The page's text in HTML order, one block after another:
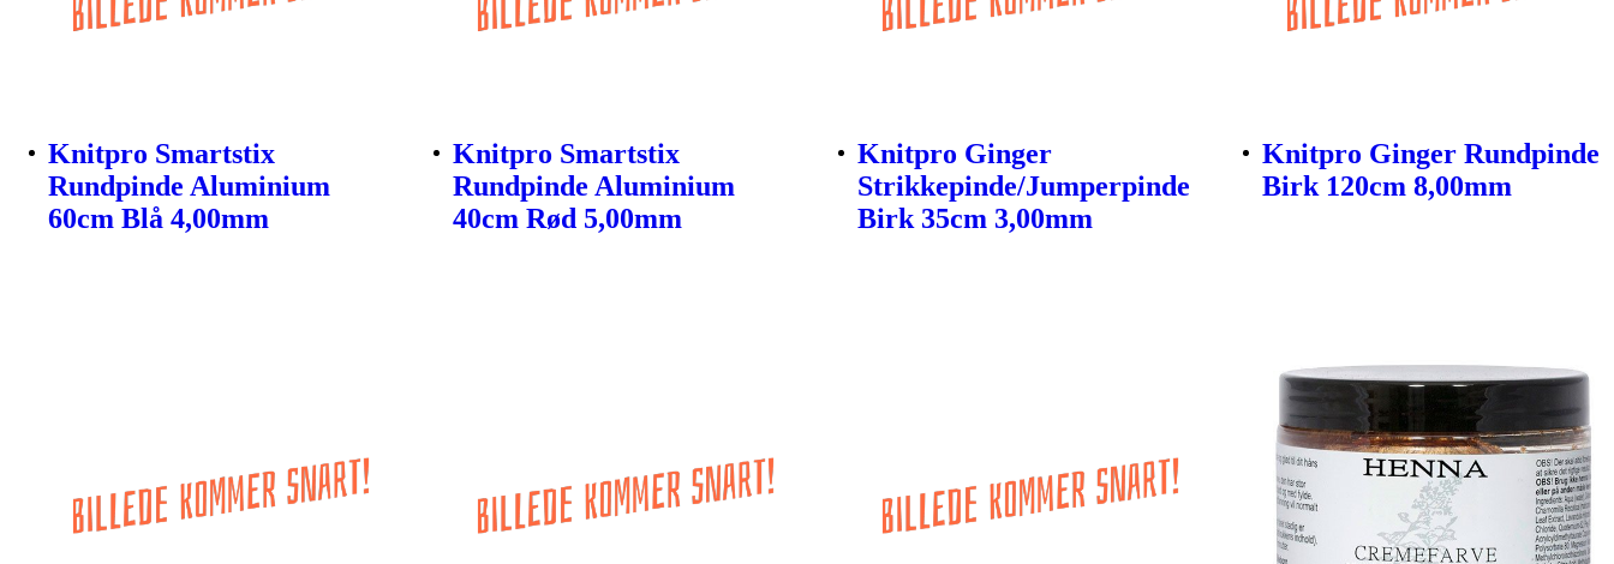
Knitpro Smartstix
Rundpinde Aluminium
60cm Blå 4,00mm
Knitpro Smartstix
Rundpinde Aluminium
40cm Rød 5,00mm
Knitpro Ginger
Strikkepinde/Jumperpinde
Birk 35cm 3,00mm
Knitpro Ginger Rundpinde
Birk 120cm 8,00mm